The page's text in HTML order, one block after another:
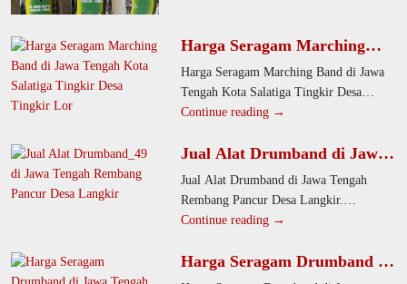
Harga Seragam Marching
Band di Jawa Tengah Kota
Salatiga Tingkir Desa Tingkir
Lor
Harga Seragam Marching Band di Jawa
Tengah Kota Salatiga Tingkir Desa
Tingkir Lor. Perusahaan kami
profesional dan
Continue reading →
Jual Alat Drumband di Jawa
Tengah Rembang Pancur
Desa Langkir
Jual Alat Drumband di Jawa Tengah
Rembang Pancur Desa Langkir.
Perusahaan kami menghadirkan alat
dan
Continue reading →
Harga Seragam Drumband di
Jawa Tengah Kota Salatiga